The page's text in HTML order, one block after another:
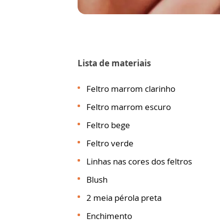
Lista de materiais
Feltro marrom clarinho
Feltro marrom escuro
Feltro bege
Feltro verde
Linhas nas cores dos feltros
Blush
2 meia pérola preta
Enchimento